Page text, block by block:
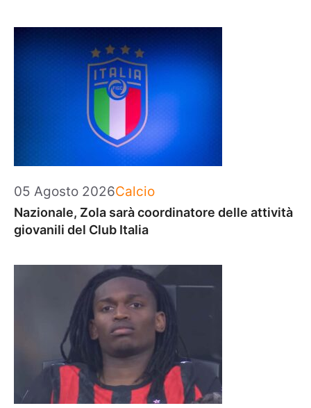
05 Agosto 2026Categorie
Calcio
Nazionale, Zola sarà coordinatore delle attività
giovanili del Club Italia